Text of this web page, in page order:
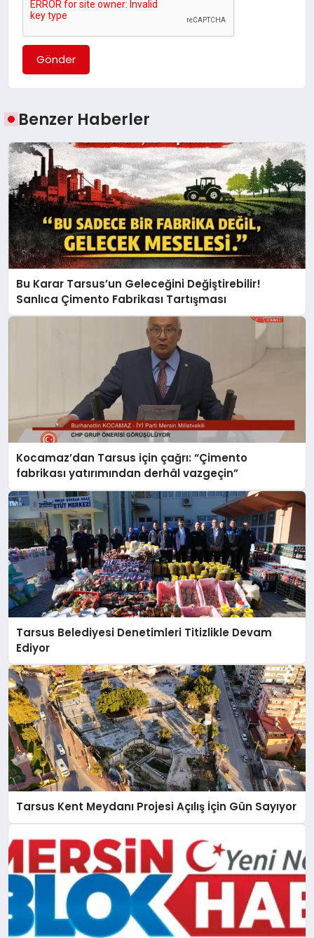
Gönder
Benzer Haberler
Bu Karar Tarsus’un Geleceğini Değiştirebilir!
Sanlıca Çimento Fabrikası Tartışması
Kocamaz’dan Tarsus için çağrı: “Çimento
fabrikası yatırımından derhâl vazgeçin”
Tarsus Belediyesi Denetimleri Titizlikle Devam
Ediyor
Tarsus Kent Meydanı Projesi Açılış İçin Gün Sayıyor